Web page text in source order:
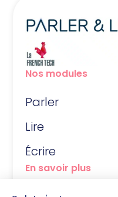
Nos modules
Parler
Lire
Écrire
En savoir plus